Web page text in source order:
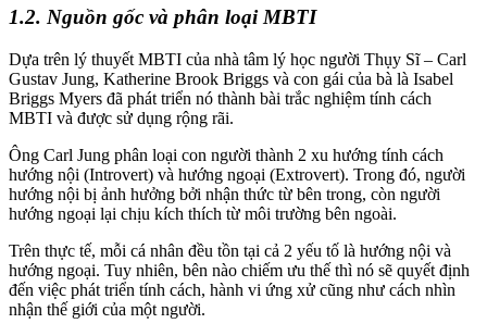
1.2. Nguồn gốc và phân loại MBTI
Dựa trên lý thuyết MBTI của nhà tâm lý học người Thụy Sĩ – Carl
Gustav Jung, Katherine Brook Briggs và con gái của bà là Isabel
Briggs Myers đã phát triển nó thành bài trắc nghiệm tính cách
MBTI và được sử dụng rộng rãi.
Ông Carl Jung phân loại con người thành 2 xu hướng tính cách
hướng nội (Introvert) và hướng ngoại (Extrovert). Trong đó, người
hướng nội bị ảnh hưởng bởi nhận thức từ bên trong, còn người
hướng ngoại lại chịu kích thích từ môi trường bên ngoài.
Trên thực tế, mỗi cá nhân đều tồn tại cả 2 yếu tố là hướng nội và
hướng ngoại. Tuy nhiên, bên nào chiếm ưu thế thì nó sẽ quyết định
đến việc phát triển tính cách, hành vi ứng xử cũng như cách nhìn
nhận thế giới của một người.